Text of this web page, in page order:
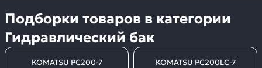
Подборки товаров в категории
Гидравлический бак
KOMATSU PC200-7 KOMATSU PC200LC-7